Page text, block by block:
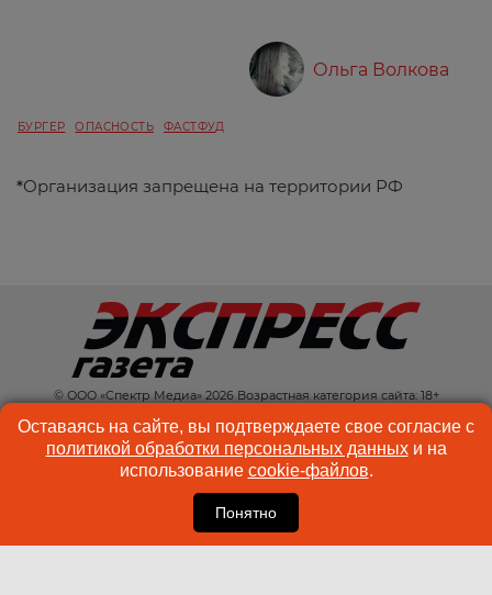
Ольга Волкова
БУРГЕР ОПАСНОСТЬ ФАСТФУД
*Организация запрещена на территории РФ
© ООО «Спектр Медиа» 2026 Возрастная категория сайта: 18+
КОНТАКТЫ
РЕКЛАМА
КУКИ-ФАЙЛЫ
ПОЛЬЗОВАТЕЛЬСКОЕ
СОГЛАШЕНИЕ
Оставаясь на сайте, вы подтверждаете свое согласие с
политикой обработки персональных данныхи на
использование cookie-файлов.
Понятно